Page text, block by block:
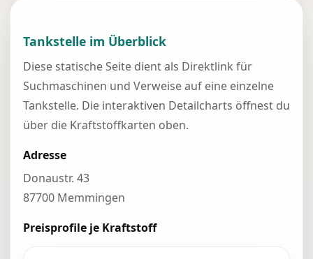
Tankstelle im Überblick
Diese statische Seite dient als Direktlink für
Suchmaschinen und Verweise auf eine einzelne
Tankstelle. Die interaktiven Detailcharts öffnest du
über die Kraftstoffkarten oben.
Adresse
Donaustr. 43
87700 Memmingen
Preisprofile je Kraftstoff